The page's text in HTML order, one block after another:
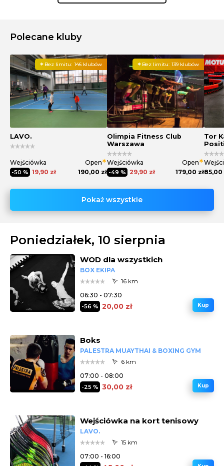
Polecane kluby
Pokaż wszystkie
Bez limitu: 146 klubów
LAVO.
Wejściówka
-50 % 19,90 zł
Open
190,00 zł
Bez limitu: 139 klubów
Olimpia Fitness Club
Warszawa
Wejściówka
-49 % 29,90 zł
Open
179,00 zł
Tor
85,00
Poniedziałek, 10 sierpnia
WOD dla wszystkich
BOX EKIPA
16 km
06:30 - 07:30
-56 % 20,00 zł Kup
Boks
PALESTRA MUAYTHAI & BOXING GYM
6 km
07:00 - 08:00
-25 % 30,00 zł Kup
Wejściówka na kort tenisowy
LAVO.
15 km
07:00 - 16:00